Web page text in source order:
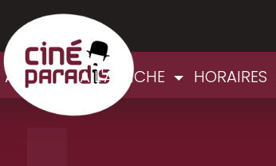
ACCUEIL A L'AFFICHE HORAIRES